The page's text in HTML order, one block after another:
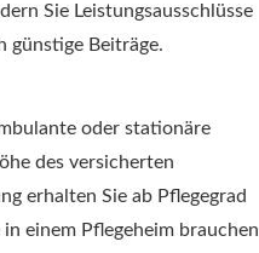
Sie Leistungsausschlüsse
günstige Beiträge.
oder stationäre
des versicherten
erhalten Sie ab Pflegegrad
einem Pflegeheim brauchen